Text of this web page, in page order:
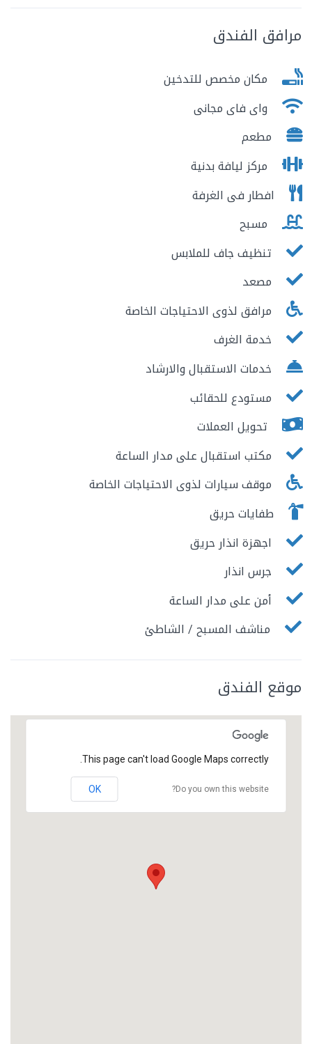
مرافق الفندق
مكان مخصص للتدخين
واى فاى مجانى
مطعم
مركز ليافة بدنية
افطار فى الغرفة
مسبح
تنظيف جاف للملابس
مصعد
مرافق لذوى الاحتياجات الخاصة
خدمة الغرف
خدمات الاستقبال والارشاد
مستودع للحقائب
تحويل العملات
مكتب استقبال على مدار الساعة
موقف سيارات لذوى الاحتياجات الخاصة
طفايات حريق
اجهزة انذار حريق
جرس انذار
أمن على مدار الساعة
مناشف المسبح / الشاطئ
موقع الفندق
This page can't load Google Maps correctly.
Do you own this website?
OK